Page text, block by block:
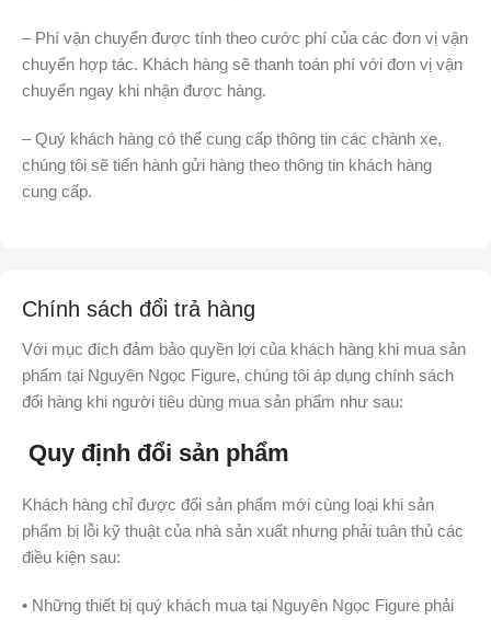
– Phí vận chuyển được tính theo cước phí của các đơn vị vận
chuyển hợp tác. Khách hàng sẽ thanh toán phí với đơn vị vận
chuyển ngay khi nhận được hàng.
– Quý khách hàng có thể cung cấp thông tin các chành xe,
chúng tôi sẽ tiến hành gửi hàng theo thông tin khách hàng
cung cấp.
Chính sách đổi trả hàng
Với mục đích đảm bảo quyền lợi của khách hàng khi mua sản
phẩm tại Nguyên Ngọc Figure, chúng tôi áp dụng chính sách
đổi hàng khi người tiêu dùng mua sản phẩm như sau:
Quy định đổi sản phẩm
Khách hàng chỉ được đổi sản phẩm mới cùng loại khi sản
phẩm bị lỗi kỹ thuật của nhà sản xuất nhưng phải tuân thủ các
điều kiện sau:
• Những thiết bị quý khách mua tại Nguyên Ngọc Figure phải